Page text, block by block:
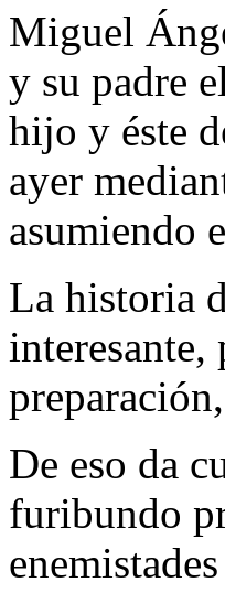
Miguel
y su padre
hijo y éste
ayer
asumiendo
La historia
De eso da
furibundo